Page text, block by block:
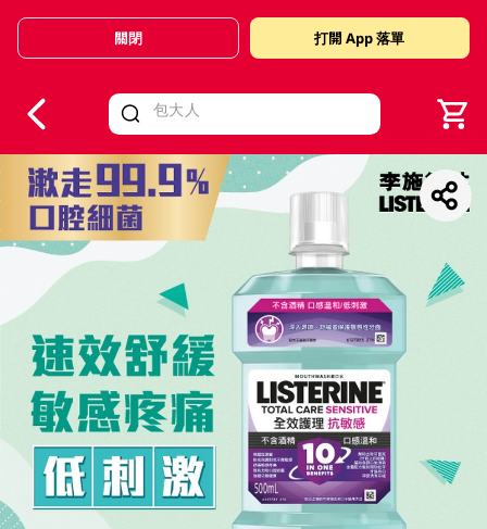
Valid Until 30 June 2026
關閉 打開 App 落單